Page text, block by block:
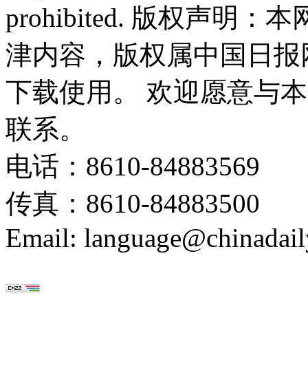
prohibited. 版权声明：
津内容，版权属中国日
下载使用。 欢迎愿意与
联系。
电话：8610-84883569
传真：8610-84883500
Email: